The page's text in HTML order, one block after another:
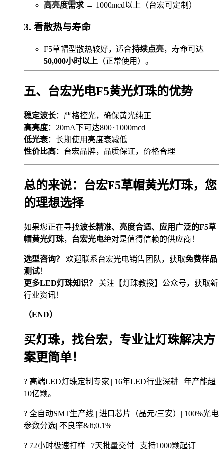
高亮度需求 → 1000mcd以上（台宏可定制）
3. 看散热与寿命
F5草帽型散热较好，适合持续点亮，寿命可达
50,000小时以上 （正常使用）。
五、台宏光电F5黄光灯珠的优势
稳定波长：严格控光，确保黄光纯正
高亮度：20mA下可达800~1000mcd
低光衰：长期使用亮度衰减低
性价比高：台宏品牌，品质保证，价格合理
总的来说：台宏F5草帽黄光灯珠，您
的理想选择
如果您正在寻找波长精准、亮度合适、应用广泛的F5草
帽黄光灯珠， 台宏光电绝对是值得信赖的供应商！
选型咨询？ 欢迎联系台宏光电销售团队，获取免费样品
测试！
更多LED灯珠知识？
关注【灯珠教授】公众号，获取新
行业资讯！
（END）
买灯珠，找台宏，专业让灯珠解决方
案更简单！
? 高端LED灯珠定制专家 | 16年LED行业深耕 | 年产能超
10亿颗。
? 全自动SMT生产线 | 进口芯片（晶元/三安）| 100%光电
参数分选| 不良率&lt;0.1%
? 72小时极速打样 | 7天批量交付 | 支持1000颗起订